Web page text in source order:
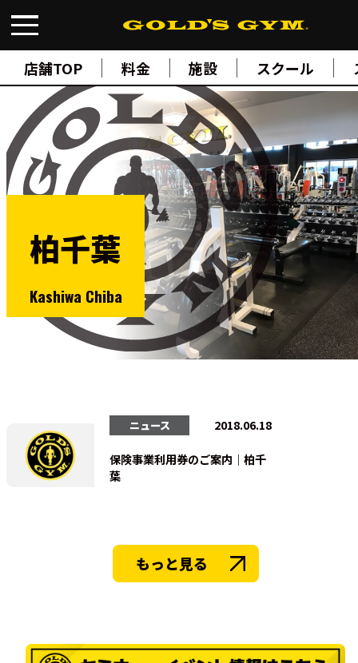
店舗TOP 料金 施設 スクール
FIND A GYM店舗検索
ABOUT ゴールドジムについて
SUPPORT トレーニングサポート
SCHOOLスクール
STUDIOスタジオ
JOIN ご入会について
NEWSニュース
SHOPオンラインストア
会員会則 採用情
柏千葉
Kashiwa Chiba
ニュース 2018.06.18
保険事業利用券のご案内｜柏千
葉
もっと見る